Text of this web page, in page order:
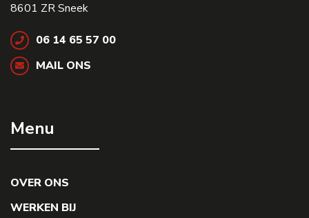
8601 ZR Sneek
06 14 65 57 00
MAIL ONS
Menu
OVER ONS
WERKEN BIJ